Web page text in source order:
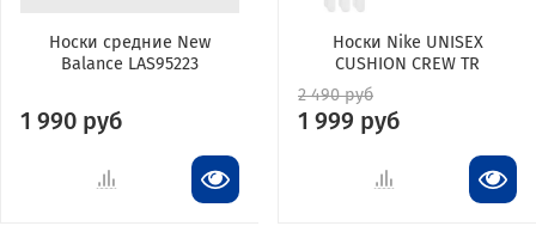
Носки средние New
Balance LAS95223
1 990 руб
Носки Nike UNISEX
CUSHION CREW TR
2 490 руб
1 999 руб